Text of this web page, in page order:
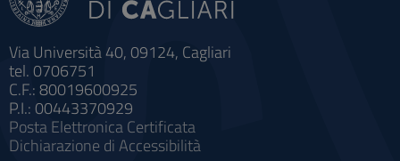
Via Università 40, 09124, Cagliari
tel. 0706751
C.F.: 80019600925
P.I.: 00443370929
Posta Elettronica Certificata
Dichiarazione di Accessibilità